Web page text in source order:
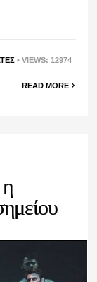
• VIEWS: 12974
READ MORE